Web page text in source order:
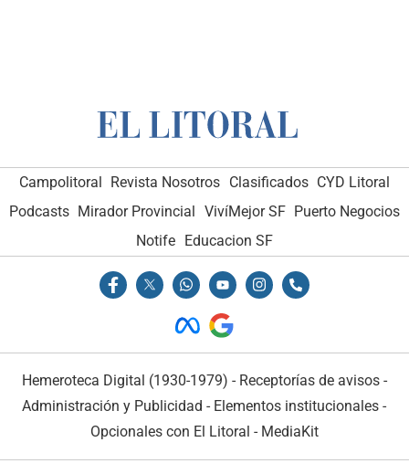
Campolitoral Revista Nosotros Clasificados CYD Litoral
Podcasts Mirador Provincial VivíMejor SF Puerto Negocios
Notife Educacion SF
Hemeroteca Digital (1930-1979) - Receptorías de avisos -
Administración y Publicidad - Elementos institucionales -
Opcionales con El Litoral - MediaKit